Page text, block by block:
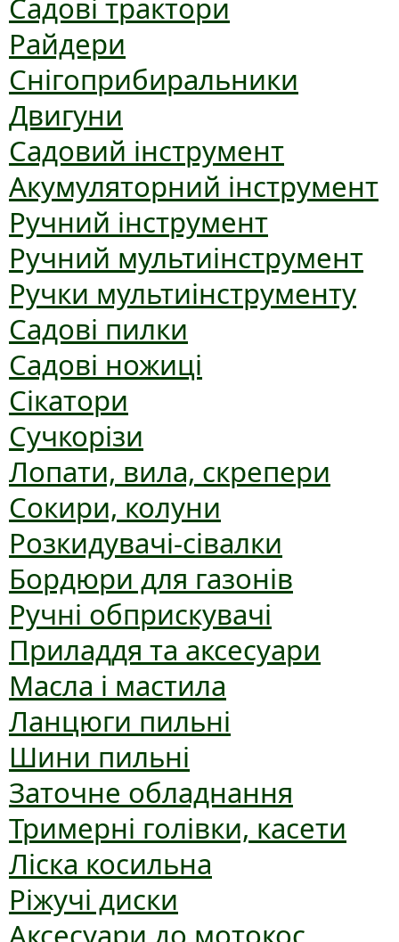
Садові трактори
Райдери
Снігоприбиральники
Двигуни
Садовий інструмент
Акумуляторний інструмент
Ручний інструмент
Ручний мультиінструмент
Ручки мультиінструменту
Садові пилки
Садові ножиці
Сікатори
Сучкорізи
Лопати, вила, скрепери
Сокири, колуни
Розкидувачі-сівалки
Бордюри для газонів
Ручні обприскувачі
Приладдя та аксесуари
Масла і мастила
Ланцюги пильні
Шини пильні
Заточне обладнання
Тримерні голівки, касети
Ліска косильна
Ріжучі диски